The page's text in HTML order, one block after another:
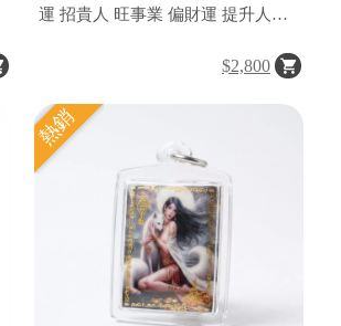
運 招貴人 旺事業 偏財運 提升人緣
$2,800
熱銷